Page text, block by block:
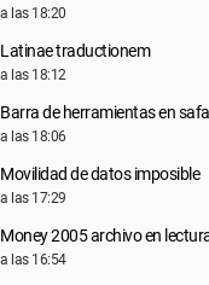
a las 18:20
Latinae traductionem
a las 18:12
Barra de herramientas en
a las 18:06
Movilidad de datos imposible
a las 17:29
Money 2005 archivo en
a las 16:54